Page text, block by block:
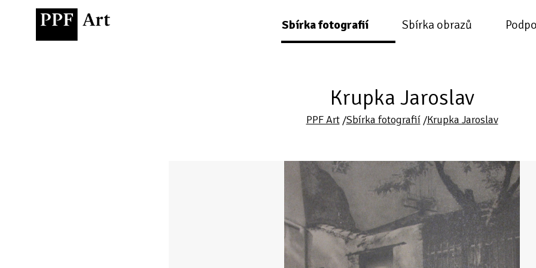
Sbírka fotografií Sbírka obrazů
Krupka Jaroslav
PPF Art/Sbírka fotografií/Krupka Jaroslav